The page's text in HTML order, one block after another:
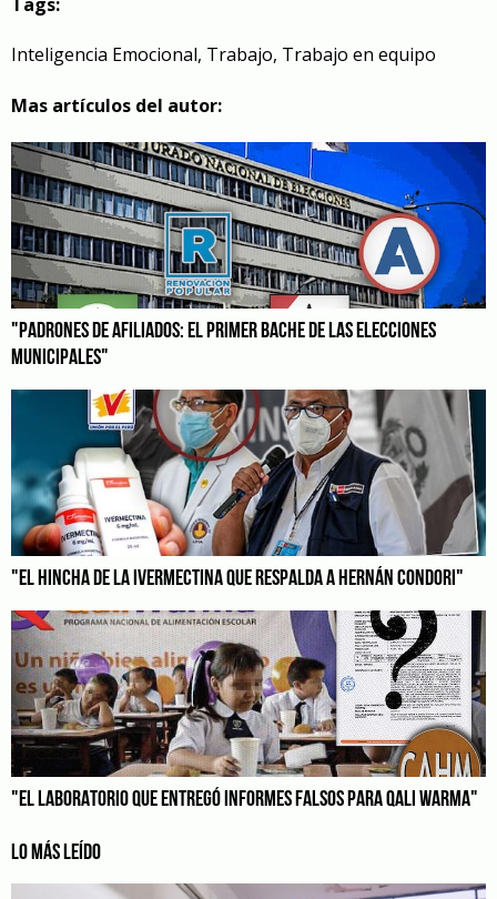
Inteligencia Emocional, Trabajo, Trabajo en equipo
Mas artículos del autor:
"PADRONES DE AFILIADOS: EL PRIMER BACHE DE LAS ELECCIONES
MUNICIPALES"
"EL HINCHA DE LA IVERMECTINA QUE RESPALDA A HERNÁN CONDORI"
"EL LABORATORIO QUE ENTREGÓ INFORMES FALSOS PARA QALI WARMA"
LO MÁS LEÍDO